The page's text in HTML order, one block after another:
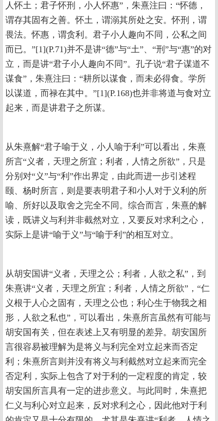
人怀土；君子怀刑，小人怀惠”，朱熹注曰：“怀德，
谓存其固有之善。怀土，谓溺其所处之安。怀刑，谓
畏法。怀惠，谓贪利。君子小人趣向不同，公私之间
而已。”[1](P.71)并不是讲“德”与“土”、“刑”与“惠”的对
立，而是讲“君子小人趣向不同”。孔子说“君子谋道不
谋食”，朱熹注曰：“耕所以谋食，而未必得食。学所
以谋道，而禄在其中。”[1](P.168)也并非将道与食对立
起来，而是讲君子之所谋。
从朱熹解“君子喻于义，小人喻于利”可以看出，朱熹
所言“义者，天理之所宜；利者，人情之所欲”，只是
分别对“义”与“利”作出界定，由此而进一步引述程
颐、杨时所言，则是要表明君子和小人对于义利的所
喻、所好以及取舍之完全不同。综合而言，朱熹的解
读，既讲义与利并非截然对立，又要反对求利之心，
实际上是讲“喻于义”与“喻于利”的相互对立。
从胡安国讲“义者，天理之公；利者，人欲之私”，到
朱熹讲“义者，天理之所宜；利者，人情之所欲”，“仁
义根于人心之固有，天理之公也；利心生于物我之相
形，人欲之私也”，可以看出，朱熹所言虽然有可能与
胡安国有关，但在表述上又有明显的差异。胡安国所
言很容易被理解为是将义与利完全对立起来而否定
利；朱熹所言则并没有将义与利截然对立起来而完全
否定利，实际上包含了对于利的一定程度的肯定，较
胡安国所言具有一定的进步意义。与此同时，朱熹把
仁义与利心对立起来，反对求利之心，因此他对于利